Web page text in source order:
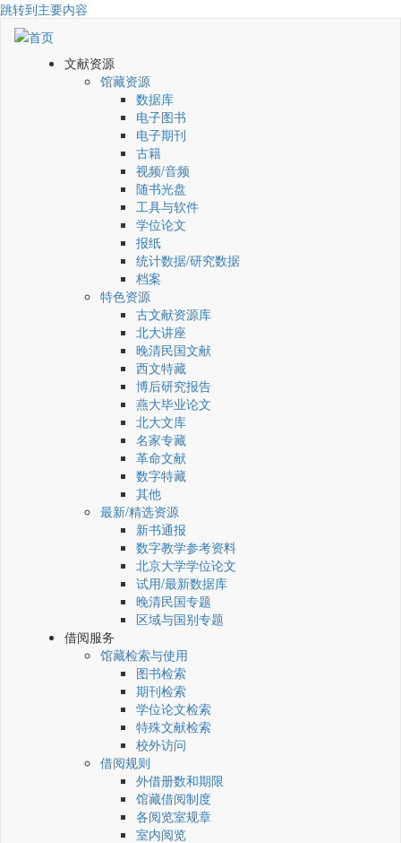
跳转到主要内容
文献资源
馆藏资源
数据库
电子图书
电子期刊
古籍
视频/音频
随书光盘
工具与软件
学位论文
报纸
统计数据/研究数据
档案
特色资源
古文献资源库
北大讲座
晚清民国文献
西文特藏
博后研究报告
燕大毕业论文
北大文库
名家专藏
革命文献
数字特藏
其他
最新/精选资源
新书通报
数字教学参考资料
北京大学学位论文
试用/最新数据库
晚清民国专题
区域与国别专题
借阅服务
馆藏检索与使用
图书检索
期刊检索
学位论文检索
特殊文献检索
校外访问
借阅规则
外借册数和期限
馆藏借阅制度
各阅览室规章
室内阅览